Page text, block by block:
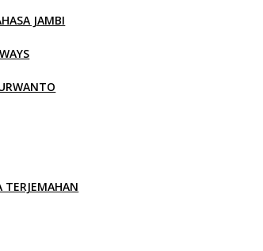
JAMBI
TERJEMAHAN